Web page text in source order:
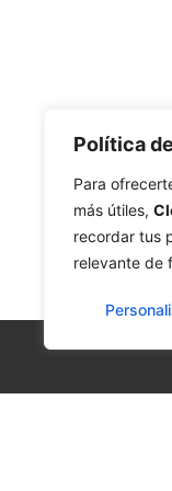
Política
Para
más útiles,
recordar tus
relevante de